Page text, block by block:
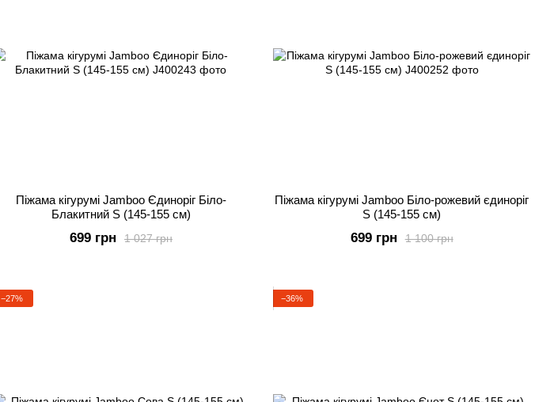
Піжама кігурумі Jamboo Єдиноріг Біло-
Блакитний S (145-155 см)
1 027 грн
699 грн
Піжама кігурумі Jamboo Біло-рожевий єдиноріг
S (145-155 см)
1 100 грн
699 грн
−27% −36%